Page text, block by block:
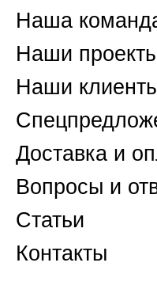
Наша
Наши
Наши
Доставка и
Вопросы и
Статьи
Контакты